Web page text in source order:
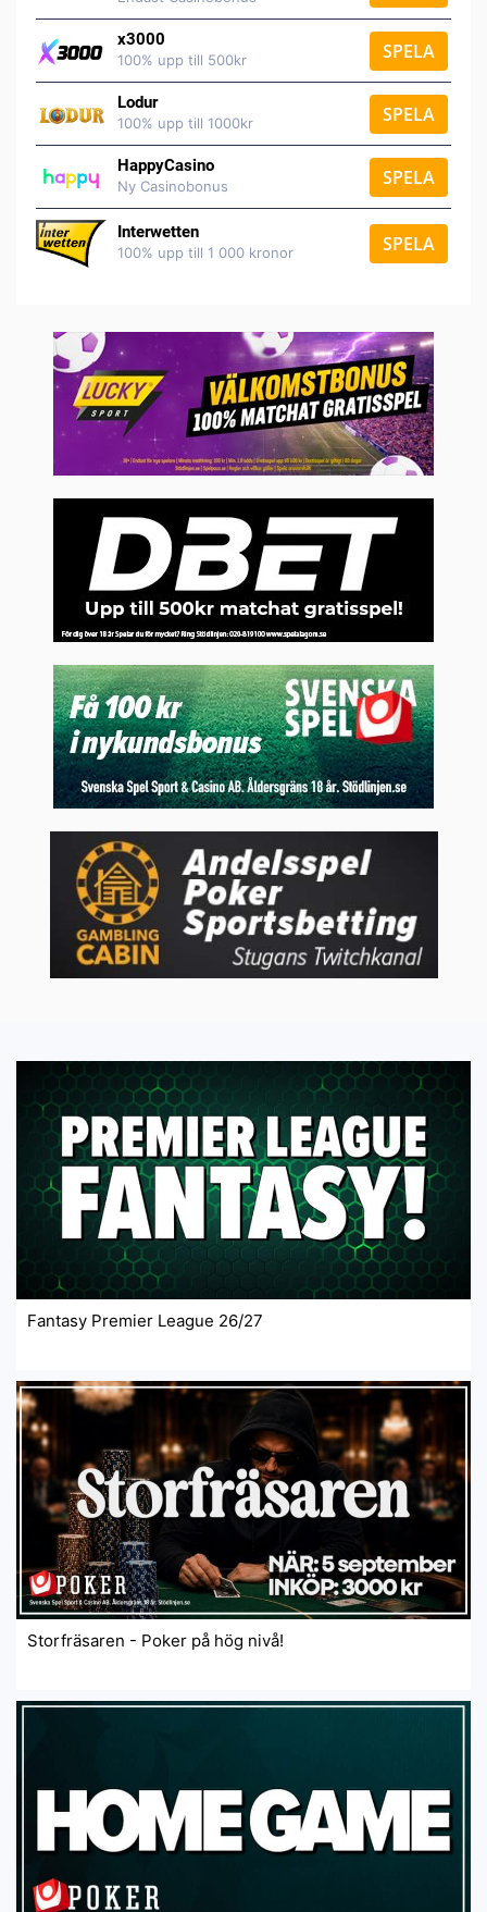
x3000
100% upp till 500kr SPELA
Lodur
100% upp till 1000kr SPELA
HappyCasino
Ny Casinobonus SPELA
Interwetten
100% upp till 1 000 kronor SPELA
Fantasy Premier League 26/27
Storfräsaren - Poker på hög nivå!